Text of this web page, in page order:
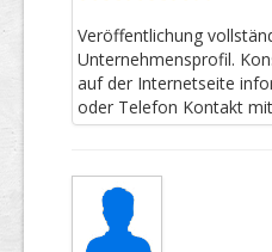
Veröffentlichung
Unternehmensprofil.
auf der Internetseite
oder Telefon Kontakt